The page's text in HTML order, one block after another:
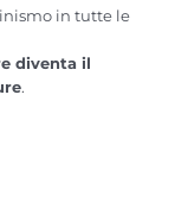
in tutte le
diventa il
.